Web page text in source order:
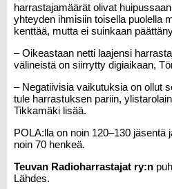
harrastajamäärät olivat
yhteyden ihmisiin toisella puolella
kenttää, mutta ei suinkaan
– Oikeastaan netti laajensi
välineistä on siirrytty digiaikaan,
– Negatiivisia vaikutuksia on ollut
tule harrastuksen pariin,
Tikkamäki lisää.
POLA:lla on noin 120–130 jäsentä
noin 70 henkeä.
Teuvan Radioharrastajat ry:n
Lähdes.